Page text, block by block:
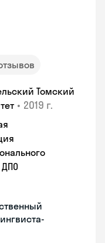
Томский
• 2019 г.
ДПО